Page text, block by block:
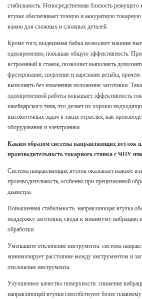
стабильность. Непосредственная близость
втулке обеспечивает точную и аккуратную
важно для сложных и сложных деталей.
Кроме того, выдвижная бабка позволяет машине
одновременно, повышая общую эффективность.
встроенный в станок, позволяет выполнять
фрезерование, сверление и нарезание резьбы,
выполнять без изменения положения заготовки.
одновременной работы повышает эффективность
швейцарского типа, что делает их хорошо
высокоточных задач в таких отраслях, как
оборудования и электроника.
Каким образом система направляющих втулок
производительность токарного станка с ЧПУ
Система направляющих втулок оказывает важное
производительность, особенно при прецизионной
диаметра.
Повышенная стабильность: направляющая втулка
поддержку заготовки, сводя к минимуму вибрацию
обработки.
Уменьшите отклонение инструмента: система
минимизирует расстояние между инструментом и
отклонение инструмента.
Улучшенное качество поверхности: снижение
направляющей втулки способствуют более